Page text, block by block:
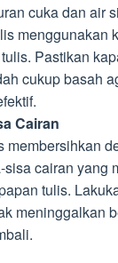
cuka dan air
menggunakan
Pastikan
cukup basah
Cairan
membersihkan
cairan yang
tulis.
meninggalkan